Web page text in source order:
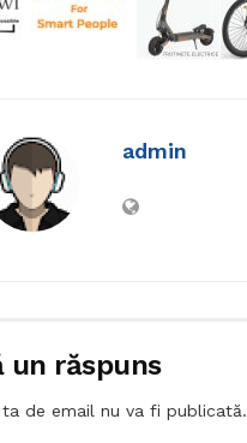
admin
un răspuns
ta de email nu va fi publicată.